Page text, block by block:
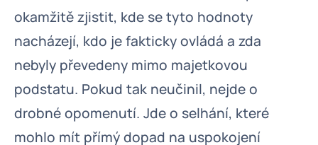
okamžitě zjistit, kde se tyto hodnoty
nacházejí, kdo je fakticky ovládá a zda
nebyly převedeny mimo majetkovou
podstatu. Pokud tak neučinil, nejde o
drobné opomenutí. Jde o selhání, které
mohlo mít přímý dopad na uspokojení